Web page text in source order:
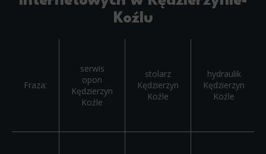
Koźlu
Fraza:
serwis
opon
Kędzierzyn
Koźle
stolarz
Kędzierzyn
Koźle
hydraulik
Kędzierzyn
Koźle